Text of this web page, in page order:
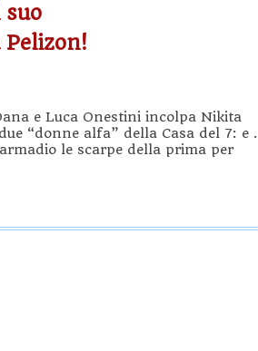
suo
e Luca Onestini incolpa Nikita
“donne alfa” della Casa del 7: e .
le scarpe della prima per